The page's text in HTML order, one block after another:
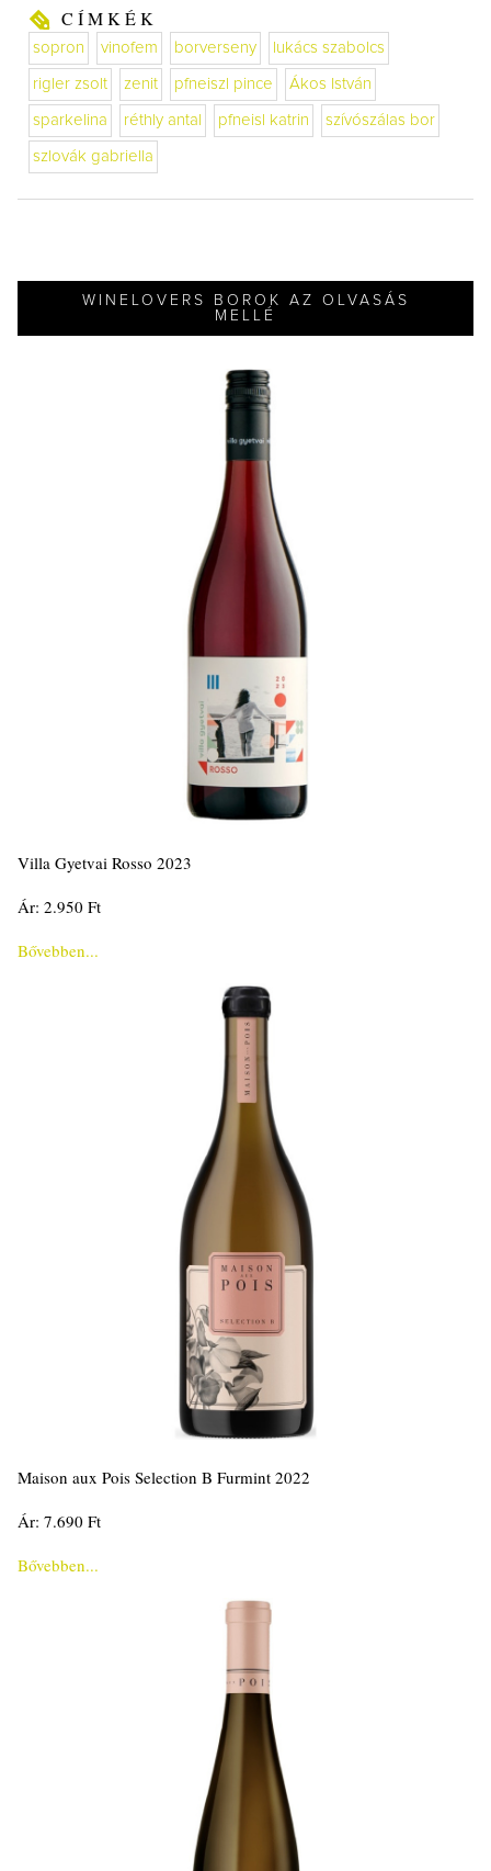
CÍMKÉK
sopron vinofem borverseny lukács szabolcs
rigler zsolt zenit pfneiszl pince Ákos István
sparkelina réthly antal pfneisl katrin szívószálas bor
szlovák gabriella
WINELOVERS BOROK AZ OLVASÁS
MELLÉ
Villa Gyetvai Rosso 2023
Ár: 2.950 Ft
Bővebben...
Maison aux Pois Selection B Furmint 2022
Ár: 7.690 Ft
Bővebben...